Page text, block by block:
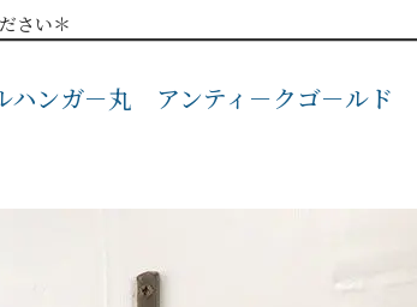
さい＊
ンガ－丸 アンティ－クゴ－ルド